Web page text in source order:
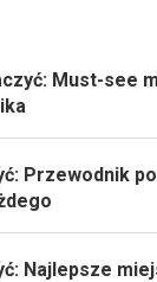
Must-see
Przewodnik
Najlepsze